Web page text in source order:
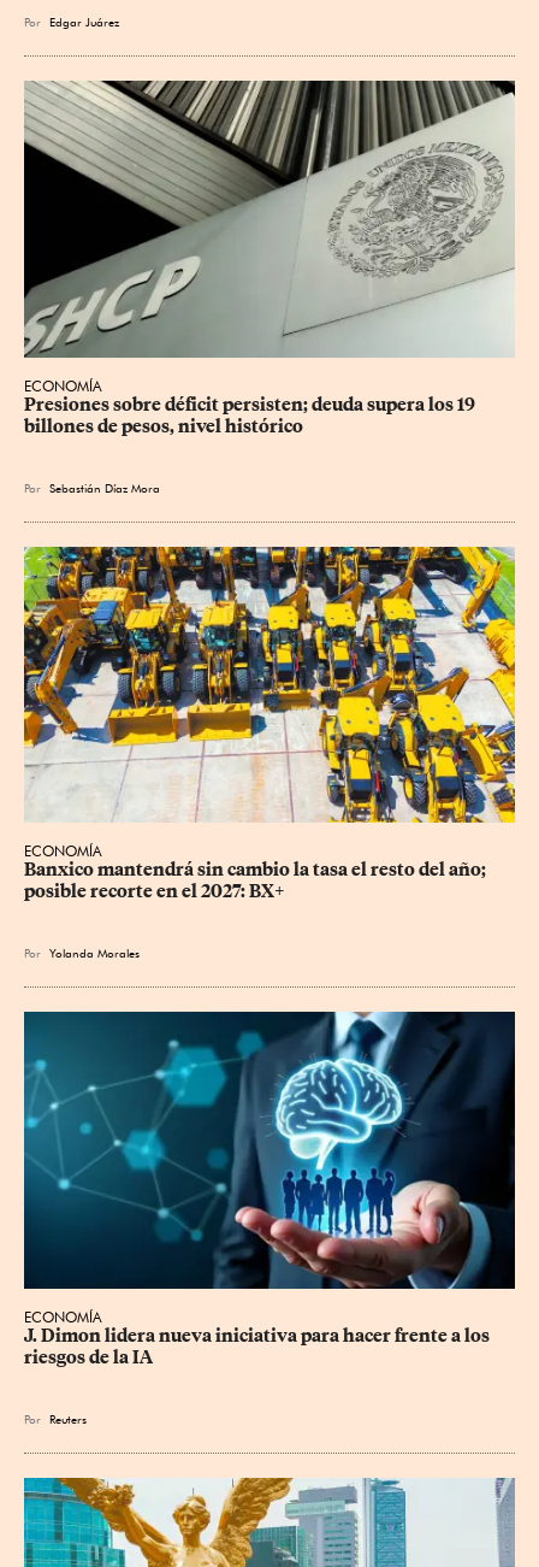
Por Edgar Juárez
ECONOMÍA
Presiones sobre déficit persisten; deuda supera los 19
billones de pesos, nivel histórico
Por Sebastián Díaz Mora
ECONOMÍA
Banxico mantendrá sin cambio la tasa el resto del año;
posible recorte en el 2027: BX+
Por Yolanda Morales
ECONOMÍA
J. Dimon lidera nueva iniciativa para hacer frente a los
riesgos de la IA
Por Reuters